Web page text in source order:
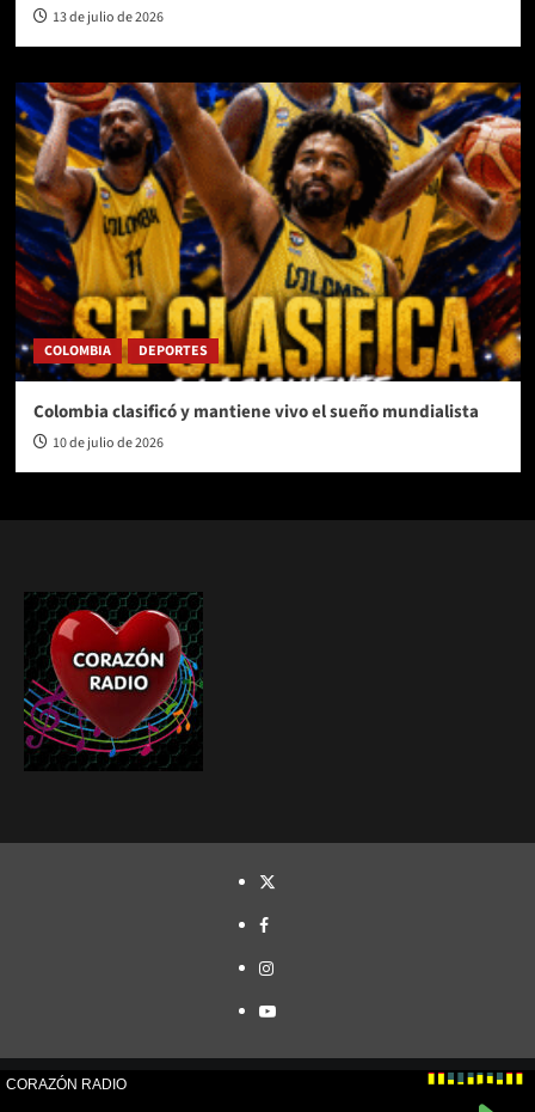
13 de julio de 2026
COLOMBIA DEPORTES
Colombia clasificó y mantiene vivo el sueño mundialista
10 de julio de 2026
TWITTER
FACEBOOK
INSTAGRAM
YOUTUBE
Cristóbal Naranjo© Todos los derechos reservados.